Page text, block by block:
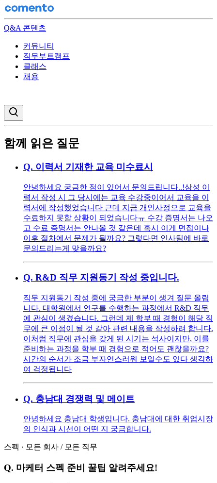
Q&A 콘텐츠
커뮤니티
직무부트캠프
클래스
채용
함께 읽은 질문
Q. 이력서 기재한 교육 미수료시
안녕하세요 궁금한 점이 있어서 문의드립니다..! ​ 삼성 이
력서 작성 시 그 당시에는 교육 수강중이어서 교육을 이
력서에 작성했었습니다 근데 지금 개인사정으로 교육을
수료하지 못할 상황이 되었습니다ㅠ 수강 증명서는 나오
고 수료 증명서는 안나올 것 같은데 혹시 이게 면접이나
이후 절차에서 문제가 될까요? 그렇다면 인사팀에 바로
문의드리는게 맞을까요?
Q. R&D 직무 지원동기 작성 중입니다.
직무 지원동기 작성 중에 궁금한 부분이 생겨 질문 올립
니다. 대학원에서 연구를 수행하는 과정에서 R&D 직무
에 관심이 생겼습니다. 그런데 제 학부 때 경험이 해당 직
무에 큰 이점이 될 것 같아 관련 내용을 작성하려 합니다.
이처럼 직무에 관심을 갖게 된 시기는 석사이지만, 이를
준비하는 과정을 학부 때 경험으로 적어도 괜찮을까요?
시간의 순서가 조금 부자연스러워 보일수도 있다 생각하
여 걱정됩니다
Q. 충남대 경쟁력 및 메이트
안녕하세요 충남대 학생입니다. 충남대에 대한 취업시장
의 인식과 시선이 어떤 지 궁금합니다.
스펙 · 모든 회사 / 모든 직무
Q. 마케터 스펙 준비 꿀팁 알려주세요!